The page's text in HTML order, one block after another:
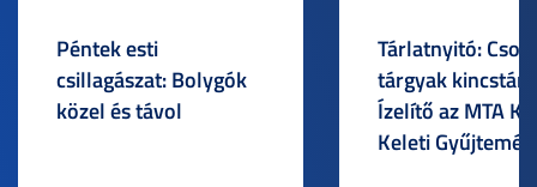
Péntek esti
csillagászat: Bolygók
közel és távol
Tárlatnyitó:
tárgyak
Ízelítő az MTA
Keleti